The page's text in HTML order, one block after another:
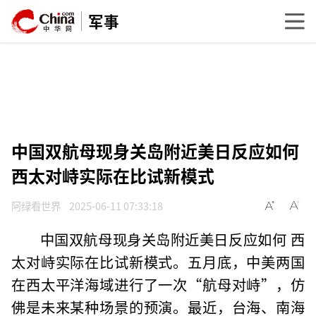
军事
中国双航母现身关岛附近美日反应如何
西太对峙实际在比试新模式
阿绿看世界 2025-06-11 07:33:18
中国双航母现身关岛附近美日反应如何 西
太对峙实际在比试新模式。五月底，中美两国
在西太平洋海域进行了一次“航母对峙”，仿
佛是未来某种场景的预演。最近，台海、南海